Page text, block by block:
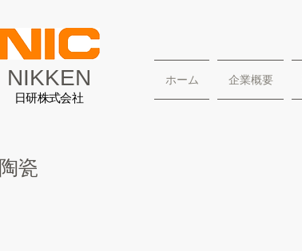
NIKKEN
日研株式会社
ホーム 企業概要
陶瓷